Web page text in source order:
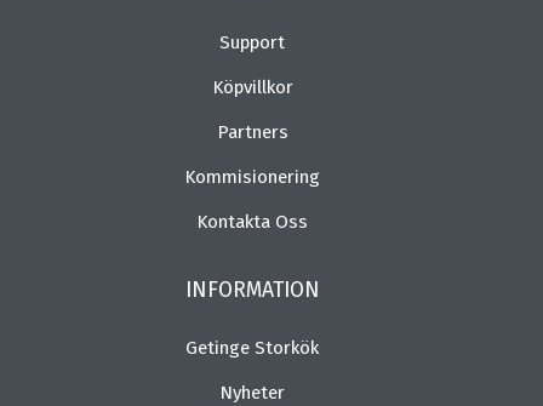
Support
Köpvillkor
Partners
Kommisionering
Kontakta Oss
INFORMATION
Getinge Storkök
Nyheter